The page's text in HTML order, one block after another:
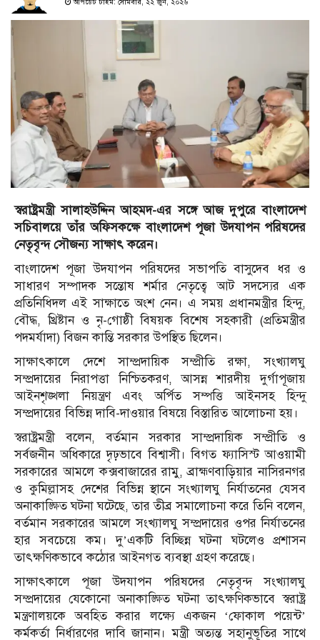
আপডেট টাইম: সোমবার, ২২ জুন, ২০২৬
স্বরাষ্ট্রমন্ত্রী সালাহউদ্দিন আহমদ-এর সঙ্গে আজ দুপুরে বাংলাদেশ
সচিবালয়ে তাঁর অফিসকক্ষে বাংলাদেশ পূজা উদযাপন পরিষদের
নেতৃবৃন্দ সৌজন্য সাক্ষাৎ করেন।
বাংলাদেশ পূজা উদযাপন পরিষদের সভাপতি বাসুদেব ধর ও
সাধারণ সম্পাদক সন্তোষ শর্মার নেতৃত্বে আট সদস্যের এক
প্রতিনিধিদল এই সাক্ষাতে অংশ নেন। এ সময় প্রধানমন্ত্রীর হিন্দু,
বৌদ্ধ, খ্রিষ্টান ও নৃ-গোষ্ঠী বিষয়ক বিশেষ সহকারী (প্রতিমন্ত্রীর
পদমর্যাদা) বিজন কান্তি সরকার উপস্থিত ছিলেন।
সাক্ষাৎকালে দেশে সাম্প্রদায়িক সম্প্রীতি রক্ষা, সংখ্যালঘু
সম্প্রদায়ের নিরাপত্তা নিশ্চিতকরণ, আসন্ন শারদীয় দুর্গাপূজায়
আইনশৃঙ্খলা নিয়ন্ত্রণ এবং অর্পিত সম্পত্তি আইনসহ হিন্দু
সম্প্রদায়ের বিভিন্ন দাবি-দাওয়ার বিষয়ে বিস্তারিত আলোচনা হয়।
স্বরাষ্ট্রমন্ত্রী বলেন, বর্তমান সরকার সাম্প্রদায়িক সম্প্রীতি ও
সর্বজনীন অধিকারে দৃঢ়ভাবে বিশ্বাসী। বিগত ফ্যাসিস্ট আওয়ামী
সরকারের আমলে কক্সবাজারের রামু, ব্রাহ্মণবাড়িয়ার নাসিরনগর
ও কুমিল্লাসহ দেশের বিভিন্ন স্থানে সংখ্যালঘু নির্যাতনের যেসব
অনাকাঙ্ক্ষিত ঘটনা ঘটেছে, তার তীব্র সমালোচনা করে তিনি বলেন,
বর্তমান সরকারের আমলে সংখ্যালঘু সম্প্রদায়ের ওপর নির্যাতনের
হার সবচেয়ে কম। দু’একটি বিচ্ছিন্ন ঘটনা ঘটলেও প্রশাসন
তাৎক্ষণিকভাবে কঠোর আইনগত ব্যবস্থা গ্রহণ করেছে।
সাক্ষাৎকালে পূজা উদযাপন পরিষদের নেতৃবৃন্দ সংখ্যালঘু
সম্প্রদায়ের যেকোনো অনাকাঙ্ক্ষিত ঘটনা তাৎক্ষণিকভাবে স্বরাষ্ট্র
মন্ত্রণালয়কে অবহিত করার লক্ষ্যে একজন ‘ফোকাল পয়েন্ট’
কর্মকর্তা নির্ধারণের দাবি জানান। মন্ত্রী অত্যন্ত সহানুভূতির সাথে